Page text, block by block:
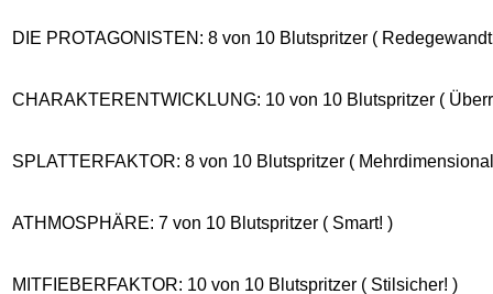
DIE PROTAGONISTEN: 8 von 10 Blutspritzer (
CHARAKTERENTWICKLUNG: 10 von 10 Blutspritzer (
SPLATTERFAKTOR: 8 von 10 Blutspritzer (
ATHMOSPHÄRE: 7 von 10 Blutspritzer ( Smart! )
MITFIEBERFAKTOR: 10 von 10 Blutspritzer ( Stilsicher! )